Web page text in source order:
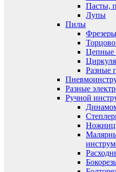
Пасты,
Лупы
Пилы
Фрезеры
Цепные
Разные
Разные
Ручной